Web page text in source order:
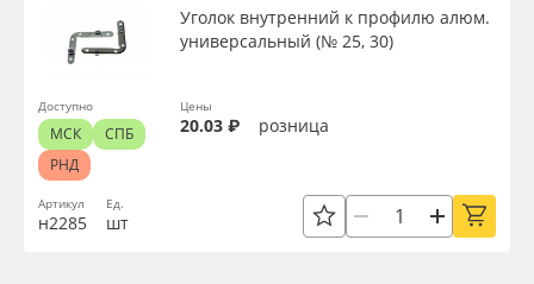
Артикул
н2285
Уголок внутренний к профилю алюм.
универсальный (№ 25, 30)
Ед.
шт
Цены
20.03 ₽ розница
Доступно
МСК
СПБ
РНД